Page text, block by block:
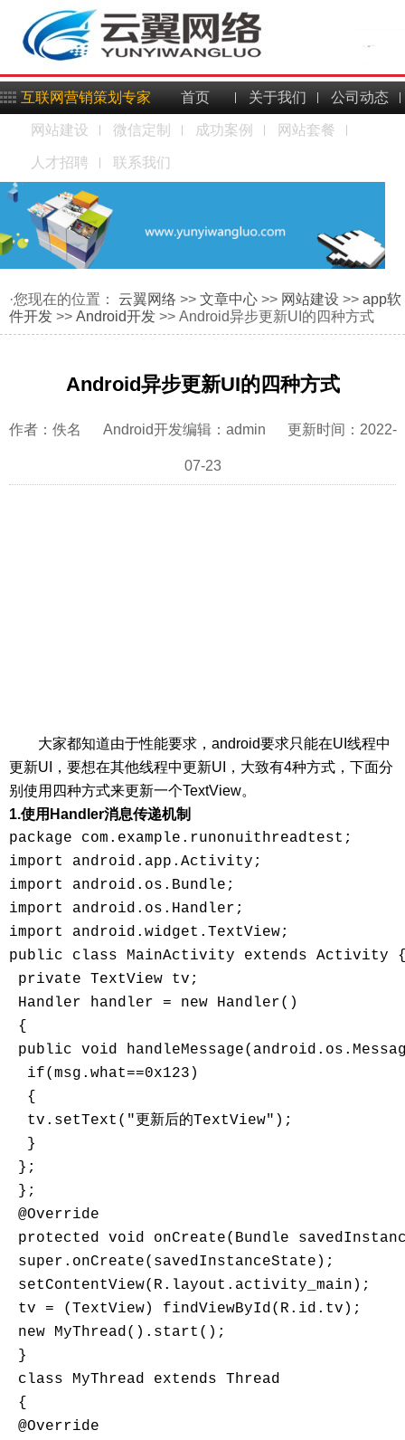
互联网营销策划专家 首页 关于我们 公司动态
网站建设 微信定制 成功案例 网站套餐
人才招聘 联系我们
·您现在的位置： 云翼网络 >> 文章中心 >> 网站建设 >> app软
件开发 >> Android开发 >> Android异步更新UI的四种方式
Android异步更新UI的四种方式
作者：佚名 Android开发编辑：admin 更新时间：2022-
07-23
大家都知道由于性能要求，android要求只能在UI线程中
更新UI，要想在其他线程中更新UI，大致有4种方式，下面分
别使用四种方式来更新一个TextView。
1.使用Handler消息传递机制
package com.example.runonuithreadtest;
import android.app.Activity;
import android.os.Bundle;
import android.os.Handler;
import android.widget.TextView;
public class MainActivity extends Activity
private TextView tv;
Handler handler = new Handler()
{
public void
  if(msg.what==0x123)
  {
  tv.setText("更新后的TextView");
  }
};
};
@Override
protected void onCreate(Bundle
super.onCreate(savedInstanceState);
setContentView(R.layout.activity_main);
tv = (TextView) findViewById(R.id.tv);
new MyThread().start();
}
class MyThread extends Thread
{
@Override